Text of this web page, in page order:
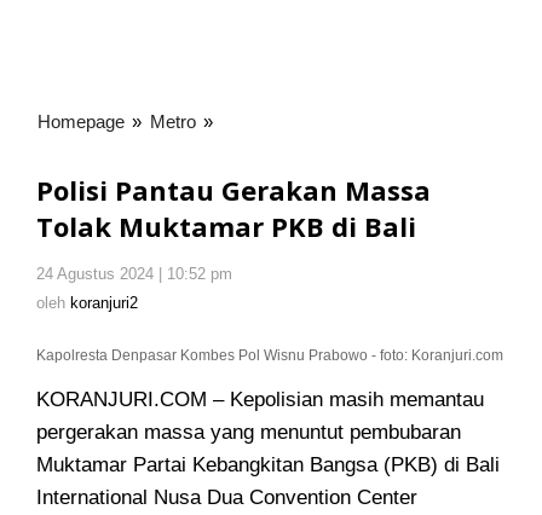
Homepage » Metro »
Massa
Tolak
PKB
Polisi Pantau Gerakan Massa
Tolak Muktamar PKB di Bali
24 Agustus 2024 | 10:52 pm
oleh koranjuri2
Kapolresta Denpasar Kombes Pol Wisnu Prabowo - foto: Koranjuri.com
KORANJURI.COM – Kepolisian masih memantau
pergerakan massa yang menuntut pembubaran
Muktamar Partai Kebangkitan Bangsa (PKB) di Bali
International Nusa Dua Convention Center